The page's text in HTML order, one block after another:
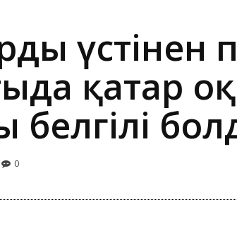
үстінен
қаңтар
белгілі
0